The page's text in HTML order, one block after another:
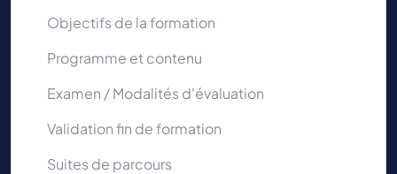
Objectifs de la formation
Programme et contenu
Examen / Modalités d'évaluation
Validation fin de formation
Suites de parcours